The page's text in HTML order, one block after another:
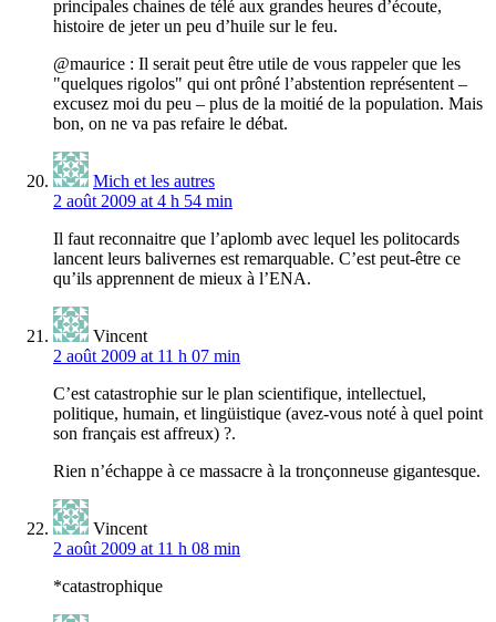
principales chaines de télé aux grandes heures d’écoute,
histoire de jeter un peu d’huile sur le feu.
@maurice : Il serait peut être utile de vous rappeler que les
"quelques rigolos" qui ont prôné l’abstention représentent –
excusez moi du peu – plus de la moitié de la population. Mais
bon, on ne va pas refaire le débat.
Mich et les autres
2 août 2009 at 4 h 54 min
Il faut reconnaitre que l’aplomb avec lequel les politocards
lancent leurs balivernes est remarquable. C’est peut-être ce
qu’ils apprennent de mieux à l’ENA.
Vincent
2 août 2009 at 11 h 07 min
C’est catastrophie sur le plan scientifique, intellectuel,
politique, humain, et lingüistique (avez-vous noté à quel point
son français est affreux) ?.
Rien n’échappe à ce massacre à la tronçonneuse gigantesque.
Vincent
2 août 2009 at 11 h 08 min
*catastrophique